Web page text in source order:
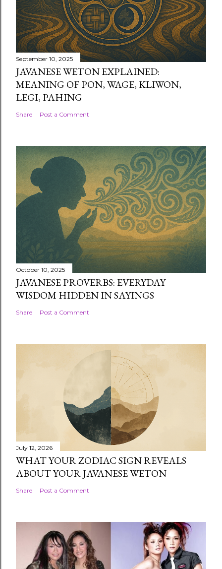
September 10, 2025
JAVANESE WETON EXPLAINED:
MEANING OF PON, WAGE, KLIWON,
LEGI, PAHING
Share Post a Comment
October 10, 2025
JAVANESE PROVERBS: EVERYDAY
WISDOM HIDDEN IN SAYINGS
Share Post a Comment
July 12, 2026
WHAT YOUR ZODIAC SIGN REVEALS
ABOUT YOUR JAVANESE WETON
Share Post a Comment